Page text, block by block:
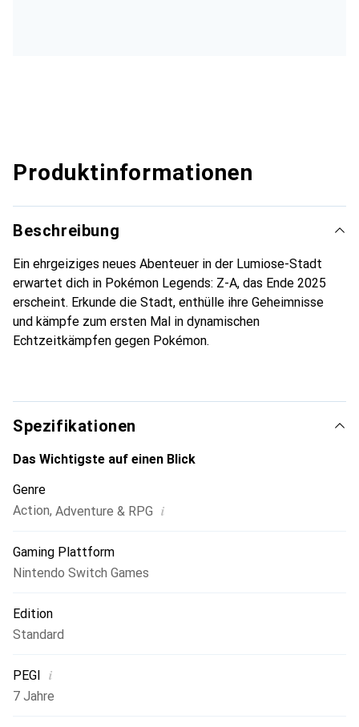
Produktinformationen
Beschreibung
Ein ehrgeiziges neues Abenteuer in der Lumiose-Stadt
erwartet dich in Pokémon Legends: Z-A, das Ende 2025
erscheint. Erkunde die Stadt, enthülle ihre Geheimnisse
und kämpfe zum ersten Mal in dynamischen
Echtzeitkämpfen gegen Pokémon.
Spezifikationen
Das Wichtigste auf einen Blick
Genre
Action, Adventure & RPG i
Gaming Plattform
Nintendo Switch Games
Edition
Standard
PEGI i
7 Jahre